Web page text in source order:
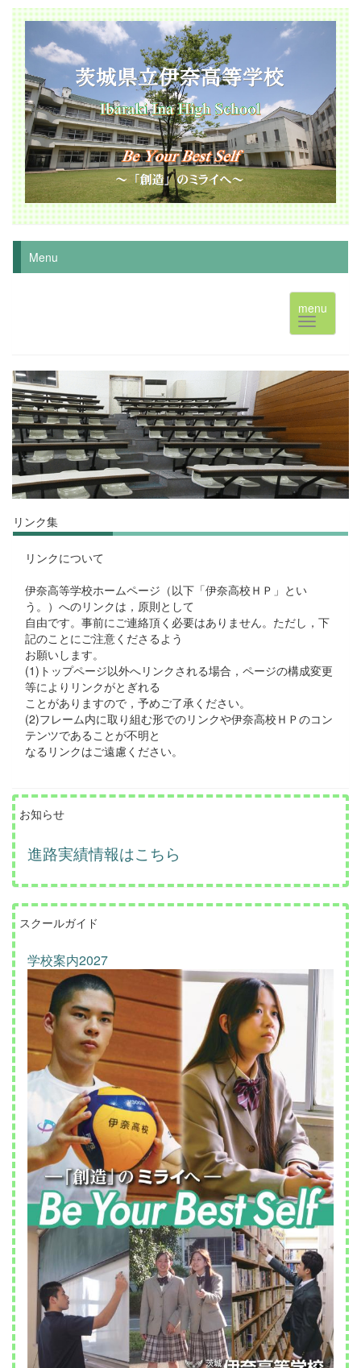
Menu
menu
リンク集
リンクについて
伊奈高等学校ホームページ（以下「伊奈高校ＨＰ」とい
う。）へのリンクは，原則として
自由です。事前にご連絡頂く必要はありません。ただし，下
記のことにご注意くださるよう
お願いします。
(1)トップページ以外へリンクされる場合，ページの構成変更
等によりリンクがとぎれる
ことがありますので，予めご了承ください。
(2)フレーム内に取り組む形でのリンクや伊奈高校ＨＰのコン
テンツであることが不明と
なるリンクはご遠慮ください。
お知らせ
進路実績情報はこちら
スクールガイド
学校案内2027